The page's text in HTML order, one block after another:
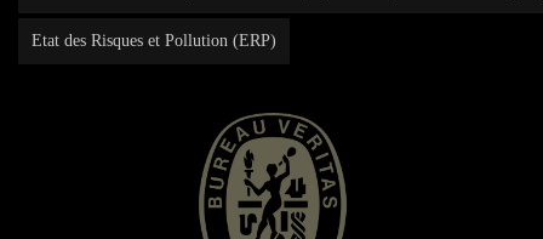
Etat des Risques et Pollution (ERP)